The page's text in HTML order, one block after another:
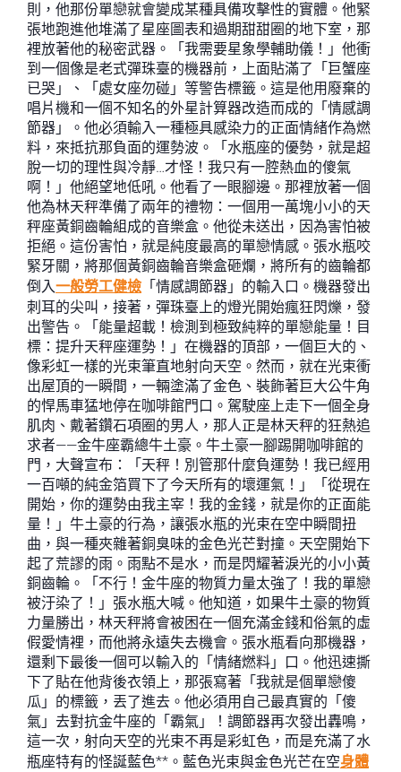
則，他那份單戀就會變成某種具備攻擊性的實體。他緊
張地跑進他堆滿了星座圖表和過期甜甜圈的地下室，那
裡放著他的秘密武器。「我需要星象學輔助儀！」他衝
到一個像是老式彈珠臺的機器前，上面貼滿了「巨蟹座
已哭」、「處女座勿碰」等警告標籤。這是他用廢棄的
唱片機和一個不知名的外星計算器改造而成的「情感調
節器」。他必須輸入一種極具感染力的正面情緒作為燃
料，來抵抗那負面的運勢波。「水瓶座的優勢，就是超
脫一切的理性與冷靜…才怪！我只有一腔熱血的傻氣
啊！」他絕望地低吼。他看了一眼腳邊。那裡放著一個
他為林天秤準備了兩年的禮物：一個用一萬塊小小的天
秤座黃銅齒輪組成的音樂盒。他從未送出，因為害怕被
拒絕。這份害怕，就是純度最高的單戀情感。張水瓶咬
緊牙關，將那個黃銅齒輪音樂盒砸爛，將所有的齒輪都
倒入一般勞工健檢 「情感調節器」的輸入口。機器發出
刺耳的尖叫，接著，彈珠臺上的燈光開始瘋狂閃爍，發
出警告。「能量超載！檢測到極致純粹的單戀能量！目
標：提升天秤座運勢！」在機器的頂部，一個巨大的、
像彩虹一樣的光束筆直地射向天空。然而，就在光束衝
出屋頂的一瞬間，一輛塗滿了金色、裝飾著巨大公牛角
的悍馬車猛地停在咖啡館門口。駕駛座上走下一個全身
肌肉、戴著鑽石項圈的男人，那人正是林天秤的狂熱追
求者——金牛座霸總牛土豪。牛土豪一腳踢開咖啡館的
門，大聲宣布：「天秤！別管那什麼負運勢！我已經用
一百噸的純金箔買下了今天所有的壞運氣！」「從現在
開始，你的運勢由我主宰！我的金錢，就是你的正面能
量！」牛土豪的行為，讓張水瓶的光束在空中瞬間扭
曲，與一種夾雜著銅臭味的金色光芒對撞。天空開始下
起了荒謬的雨。雨點不是水，而是閃耀著淚光的小小黃
銅齒輪。「不行！金牛座的物質力量太強了！我的單戀
被汙染了！」張水瓶大喊。他知道，如果牛土豪的物質
力量勝出，林天秤將會被困在一個充滿金錢和俗氣的虛
假愛情裡，而他將永遠失去機會。張水瓶看向那機器，
還剩下最後一個可以輸入的「情緒燃料」口。他迅速撕
下了貼在他背後衣領上，那張寫著「我就是個單戀傻
瓜」的標籤，丟了進去。他必須用自己最真實的「傻
氣」去對抗金牛座的「霸氣」！調節器再次發出轟鳴，
這一次，射向天空的光束不再是彩虹色，而是充滿了水
瓶座特有的怪誕藍色**。藍色光束與金色光芒在空身體